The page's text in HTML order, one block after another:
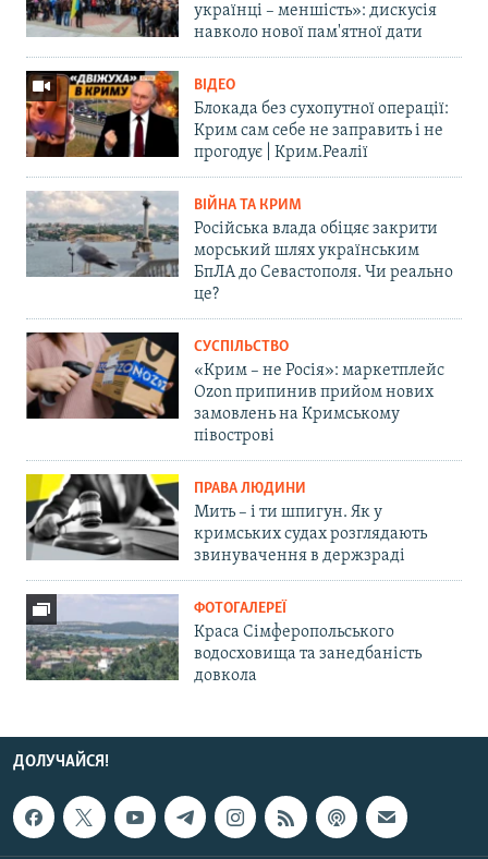
українці – меншість»: дискусія
навколо нової пам'ятної дати
ВІДЕО
Блокада без сухопутної операції:
Крим сам себе не заправить і не
прогодує | Крим.Реалії
ВІЙНА ТА КРИМ
Російська влада обіцяє закрити
морський шлях українським
БпЛА до Севастополя. Чи реально
це?
СУСПІЛЬСТВО
«Крим – не Росія»: маркетплейс
Ozon припинив прийом нових
замовлень на Кримському
півострові
ПРАВА ЛЮДИНИ
Мить – і ти шпигун. Як у
кримських судах розглядають
звинувачення в держзраді
ФОТОГАЛЕРЕЇ
Краса Сімферопольського
водосховища та занедбаність
довкола
ДОЛУЧАЙСЯ!